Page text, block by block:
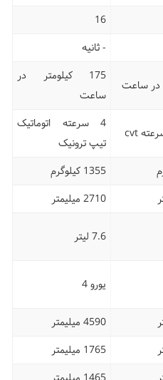
16
- ثانیه
175 کیلومتر در
ساعت
4 سرعته اتوماتیک
تیپ ترونیک
1355 کیلوگرم
2710 میلیمتر
7.6 لیتر
یورو 4
4590 میلیمتر
1765 میلیمتر